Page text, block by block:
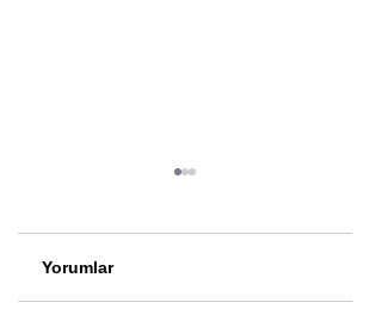
Yorumlar